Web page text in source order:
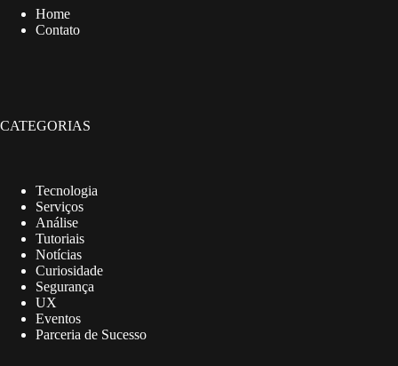
Home
Contato
CATEGORIAS
Tecnologia
Serviços
Análise
Tutoriais
Notícias
Curiosidade
Segurança
UX
Eventos
Parceria de Sucesso